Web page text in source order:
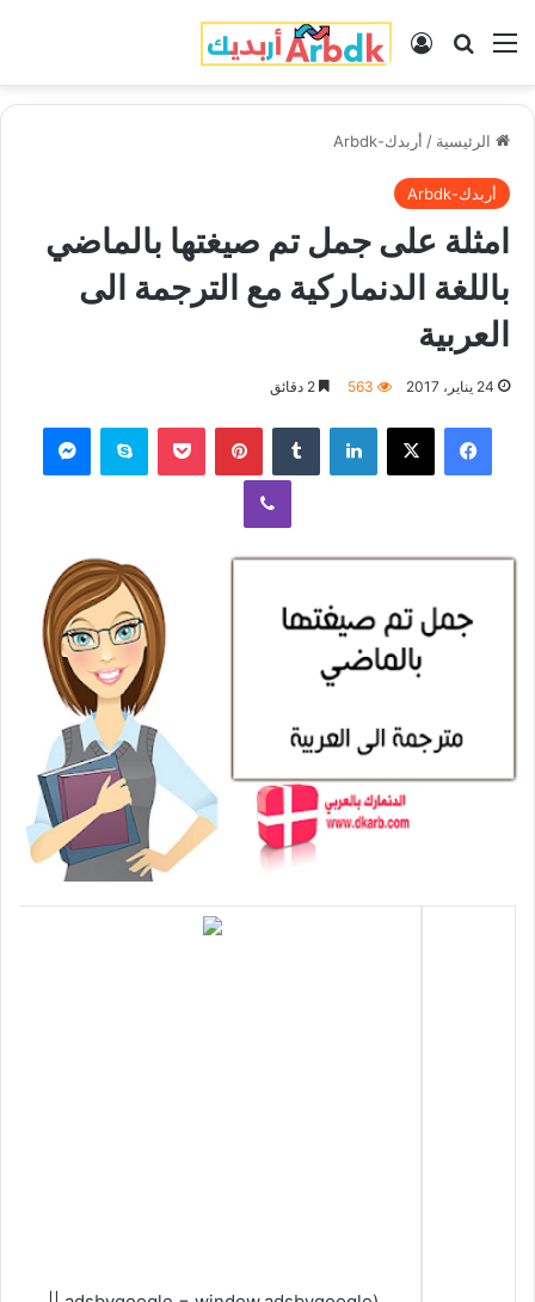
القائمة بحث عنتسجيل الدخول
الرئيسية / أربدك-Arbdk
أربدك-Arbdk
امثلة على جمل تم صيغتها بالماضي
باللغة الدنماركية مع الترجمة الى
العربية
24 يناير، 2017 563
فيسبوك لينكدإن بينتيريست سكايب
ڤايبر